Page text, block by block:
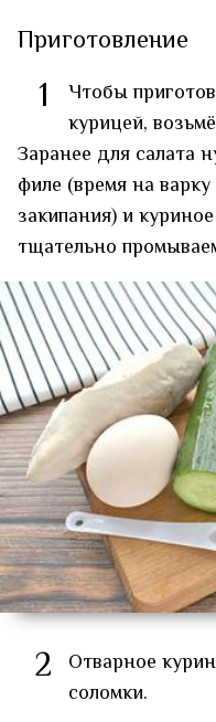
Приготовление
1
Чтобы
курицей,
Заранее для салата
филе (время на
закипания) и
тщательно
2
Отварное
соломки.